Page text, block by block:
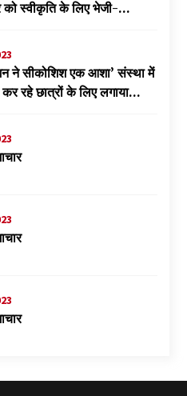
स्वीकृति के लिए भेजी-
ने सीकोशिश एक आशा’ संस्था में
कर रहे छात्रों के लिए लगाया